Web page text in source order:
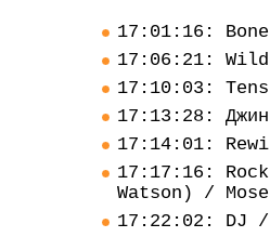
17:01:16:
17:06:21:
17:10:03:
17:13:28:
17:14:01:
17:17:16:
Watson) /
17:22:02: DJ /